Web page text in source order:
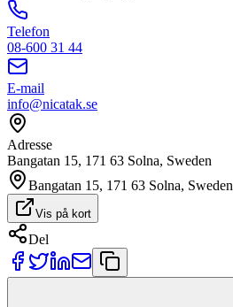
Telefon
08-600 31 44
E-mail
info@nicatak.se
Adresse
Bangatan 15, 171 63 Solna, Sweden
Bangatan 15, 171 63 Solna, Sweden
Vis på kort
Del